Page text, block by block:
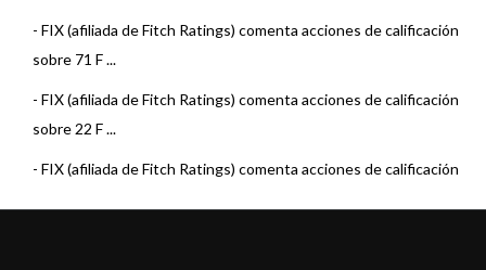
- FIX (afiliada de Fitch Ratings) comenta acciones de calificación
sobre 71 F ...
- FIX (afiliada de Fitch Ratings) comenta acciones de calificación
sobre 22 F ...
- FIX (afiliada de Fitch Ratings) comenta acciones de calificación